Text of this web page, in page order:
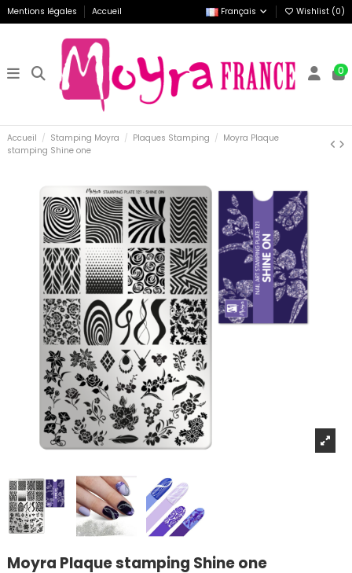
Mentions légales Accueil Français Wishlist (0)
0
Accueil Stamping Moyra Plaques Stamping
Moyra Plaque
stamping Shine one
Moyra Plaque stamping Shine one